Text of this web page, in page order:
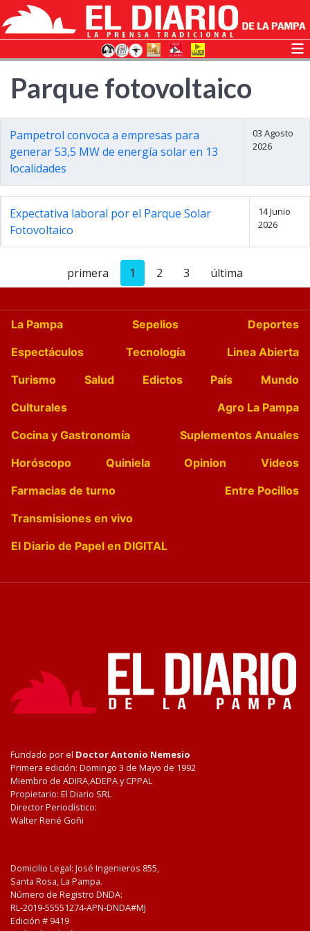
Parque fotovoltaico
Pampetrol convoca a empresas para
generar 53,5 MW de energía solar en 13
localidades
03 Agosto
2026
Expectativa laboral por el Parque Solar
Fotovoltaico
14 Junio
2026
primera 1 2 3 última
La Pampa Sepelios
Deportes
Espectáculos
Tecnología
Linea Abierta
Turismo
Salud Edictos País
Mundo
Culturales
Agro La Pampa
Cocina y Gastronomía
Suplementos Anuales
Horóscopo
Quiniela Opinion
Videos
Farmacias de turno
Entre Pocillos
Transmisiones en vivo
El Diario de Papel en DIGITAL
Fundado por el Doctor Antonio Nemesio
Primera edición: Domingo 3 de Mayo de 1992
Miembro de ADIRA,ADEPA y CPPAL
Propietario: El Diario SRL
Director Periodístico:
Walter René Goñi
Domicilio Legal: José Ingenieros 855,
Santa Rosa, La Pampa.
Número de Registro DNDA:
RL-2019-55551274-APN-DNDA#MJ
Edición # 9419